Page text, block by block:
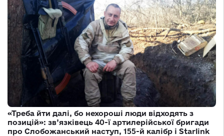
«Треба йти далі, бо нехороші люди відходять з
позицій»: зв’язківець 40-ї артилерійської бригади
про Слобожанський наступ, 155-й калібр і Starlink